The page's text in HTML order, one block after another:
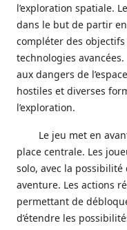
l’exploration spatiale.
dans le but de partir
compléter des
technologies
aux dangers de
hostiles et diverses
l’exploration.
Le jeu met en
place centrale. Les
solo, avec la
aventure. Les actions
permettant de
d’étendre les